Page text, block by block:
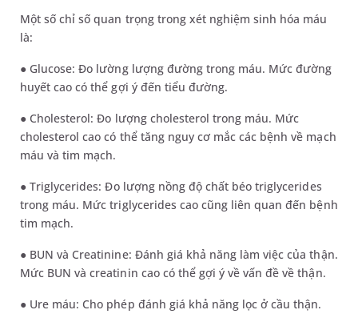
Một số chỉ số quan trọng trong xét nghiệm sinh hóa máu
là:
● Glucose: Đo lường lượng đường trong máu. Mức đường
huyết cao có thể gợi ý đến tiểu đường.
● Cholesterol: Đo lượng cholesterol trong máu. Mức
cholesterol cao có thể tăng nguy cơ mắc các bệnh về mạch
máu và tim mạch.
● Triglycerides: Đo lượng nồng độ chất béo triglycerides
trong máu. Mức triglycerides cao cũng liên quan đến bệnh
tim mạch.
● BUN và Creatinine: Đánh giá khả năng làm việc của thận.
Mức BUN và creatinin cao có thể gợi ý về vấn đề về thận.
● Ure máu: Cho phép đánh giá khả năng lọc ở cầu thận.